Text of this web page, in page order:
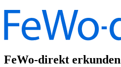
FeWo-direkt erkunden